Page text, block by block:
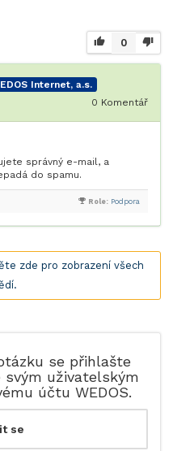
0
Internet, a.s.
0 Komentář
správný e-mail, a
do spamu.
Role: Podpora
zde pro zobrazení všech
se přihlašte
uživatelským
účtu WEDOS.